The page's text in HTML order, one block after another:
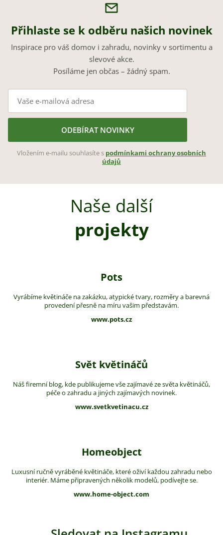
Přihlaste se k odběru našich novinek
Inspirace pro váš domov i zahradu, novinky v sortimentu a
slevové akce.
Posíláme jen občas – žádný spam.
ODEBÍRAT NOVINKY
Vložením e-mailu souhlasíte s podmínkami ochrany osobních
údajů
Naše další
projekty
Pots
Vyrábíme květináče na zakázku, atypické tvary, rozměry a barevná
provedení přesně na míru vašim představám.
www.pots.cz
Svět květináčů
Náš firemní blog, kde publikujeme vše zajímavé ze světa květináčů,
péče o zahradu a jiných zajímavých novinek.
www.svetkvetinacu.cz
Homeobject
Luxusní ručně vyráběné květináče, které oživí každou zahradu nebo
interiér. Máme připravených několik modelů, podívejte se.
www.home-object.com